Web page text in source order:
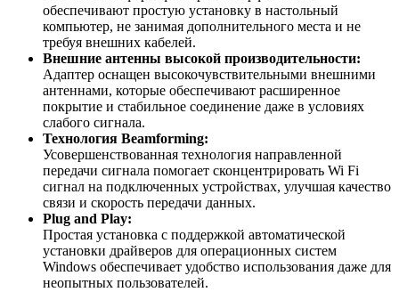
обеспечивают простую установку в настольный
компьютер, не занимая дополнительного места и не
требуя внешних кабелей.
Внешние антенны высокой производительности:
Адаптер оснащен высокочувствительными внешними
антеннами, которые обеспечивают расширенное
покрытие и стабильное соединение даже в условиях
слабого сигнала.
Технология Beamforming:
Усовершенствованная технология направленной
передачи сигнала помогает сконцентрировать Wi Fi
сигнал на подключенных устройствах, улучшая качество
связи и скорость передачи данных.
Plug and Play:
Простая установка с поддержкой автоматической
установки драйверов для операционных систем
Windows обеспечивает удобство использования даже для
неопытных пользователей.